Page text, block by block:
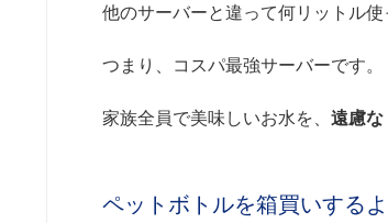
他のサーバーと違って何リットル使
つまり、コスパ最強サーバーです。
家族全員で美味しいお水を、 遠慮な
ペットボトルを箱買いする